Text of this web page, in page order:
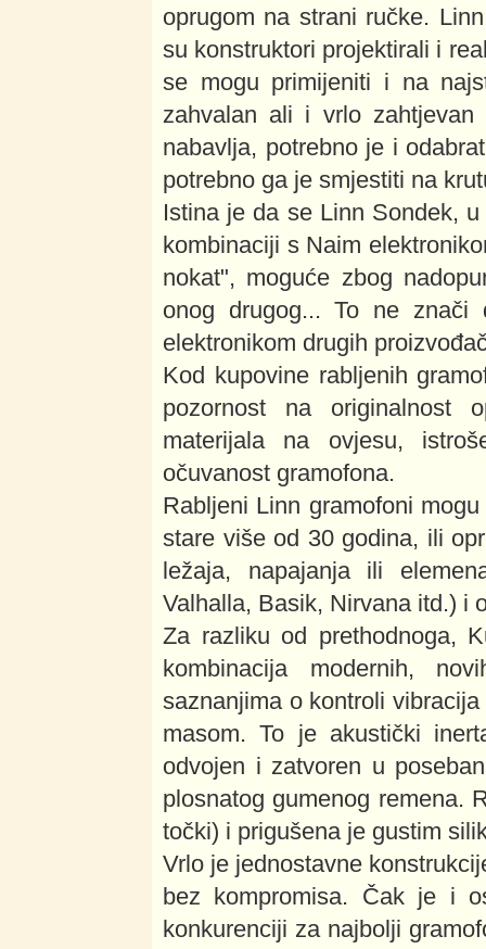
oprugom na strani ručke.
su konstruktori projektirali i
se mogu primijeniti i na
zahvalan ali i vrlo
nabavlja, potrebno je i
potrebno ga je smjestiti na
Istina je da se Linn Sondek,
kombinaciji s Naim
nokat", moguće zbog
onog drugog... To ne
elektronikom drugih
Kod kupovine rabljenih
pozornost na originalnost
materijala na ovjesu,
očuvanost gramofona.
Rabljeni Linn gramofoni
stare više od 30 godina, ili
ležaja, napajanja ili
Valhalla, Basik, Nirvana itd.) i
Za razliku od prethodnoga,
kombinacija modernih,
saznanjima o kontroli
masom. To je akustički
odvojen i zatvoren u
plosnatog gumenog remena.
točki) i prigušena je gustim
Vrlo je jednostavne
bez kompromisa. Čak je i
konkurenciji za najbolji